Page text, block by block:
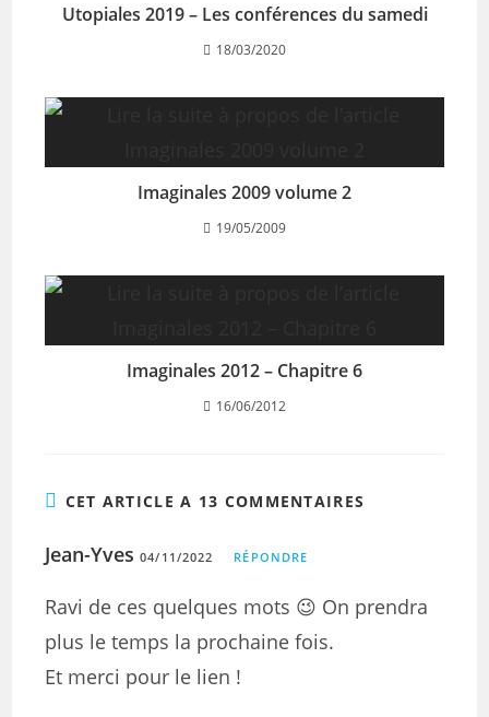
Utopiales 2019 – Les conférences du samedi
18/03/2020
Imaginales 2009 volume 2
19/05/2009
Imaginales 2012 – Chapitre 6
16/06/2012
CET ARTICLE A 13 COMMENTAIRES
Jean-Yves 04/11/2022 RÉPONDRE
Ravi de ces quelques mots 😉 On prendra
plus le temps la prochaine fois.
Et merci pour le lien !